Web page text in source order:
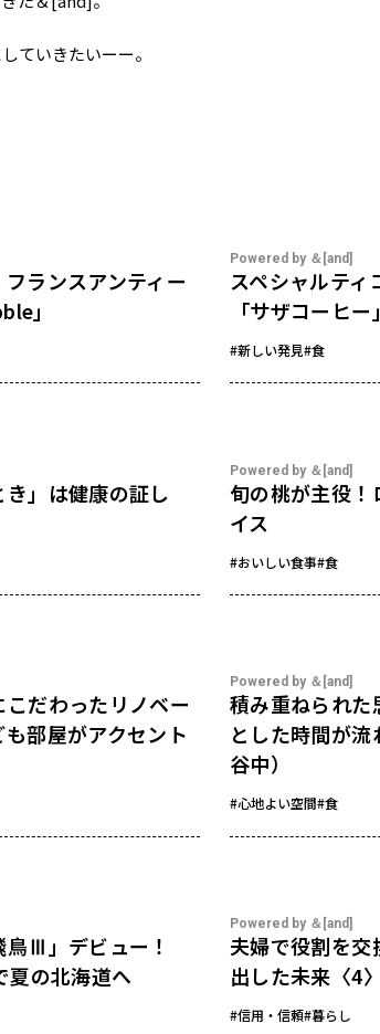
ていきたいーー。
ランスアンティー
」
Powered by ＆[and]
スペシャルテ
「サザコーヒ
#新しい発見#食
き」は健康の証し
Powered by ＆[and]
旬の桃が主役！
イス
#おいしい食事#食
だわったリノベー
部屋がアクセント
Powered by ＆[and]
積み重ねられ
とした時間が流
谷中）
#心地よい空間#食
鳥Ⅲ」デビュー！
夏の北海道へ
Powered by ＆[and]
夫婦で役割を交
出した未来〈4〉
#信用・信頼#暮らし